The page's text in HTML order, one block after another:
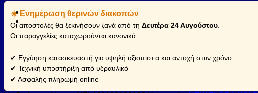
☀️ Ενημέρωση θερινών διακοπών
Οι αποστολές θα ξεκινήσουν ξανά από τη Δευτέρα 24 Αυγούστου
Οι παραγγελίες καταχωρούνται κανονικά.
✔ Εγγύηση κατασκευαστή για υψηλή αξιοπιστία και αντοχή στον χρόνο
✔ Τεχνική υποστήριξη από υδραυλικό
✔ Ασφαλής πληρωμή online